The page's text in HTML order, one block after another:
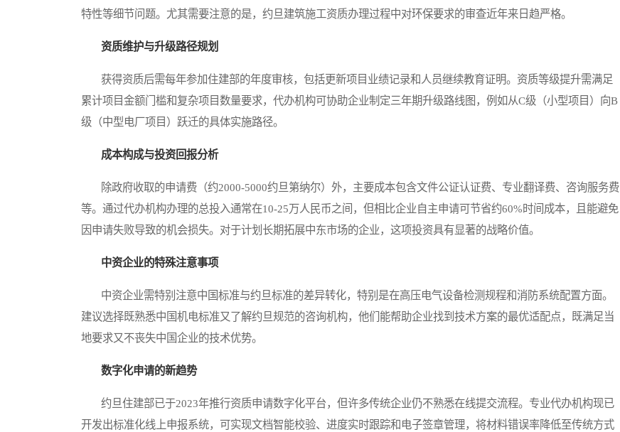
特性等细节问题。尤其需要注意的是，约旦建筑施工资质办理过程中对环保要求的审查近年来日趋严格。
资质维护与升级路径规划
获得资质后需每年参加住建部的年度审核，包括更新项目业绩记录和人员继续教育证明。资质等级提升需满足
累计项目金额门槛和复杂项目数量要求，代办机构可协助企业制定三年期升级路线图，例如从C级（小型项目）向B
级（中型电厂项目）跃迁的具体实施路径。
成本构成与投资回报分析
除政府收取的申请费（约2000-5000约旦第纳尔）外，主要成本包含文件公证认证费、专业翻译费、咨询服务费
等。通过代办机构办理的总投入通常在10-25万人民币之间，但相比企业自主申请可节省约60%时间成本，且能避免
因申请失败导致的机会损失。对于计划长期拓展中东市场的企业，这项投资具有显著的战略价值。
中资企业的特殊注意事项
中资企业需特别注意中国标准与约旦标准的差异转化，特别是在高压电气设备检测规程和消防系统配置方面。
建议选择既熟悉中国机电标准又了解约旦规范的咨询机构，他们能帮助企业找到技术方案的最优适配点，既满足当
地要求又不丧失中国企业的技术优势。
数字化申请的新趋势
约旦住建部已于2023年推行资质申请数字化平台，但许多传统企业仍不熟悉在线提交流程。专业代办机构现已
开发出标准化线上申报系统，可实现文档智能校验、进度实时跟踪和电子签章管理，将材料错误率降低至传统方式